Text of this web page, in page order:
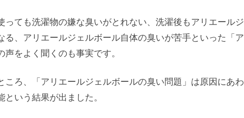
ても洗濯物の嫌な臭いがとれない、洗濯後もアリエールジ
る、アリエールジェルボール自体の臭いが苦手といった「ア
をよく聞くのも事実です。
ころ、「アリエールジェルボールの臭い問題」は原因にあわ
いう結果が出ました。